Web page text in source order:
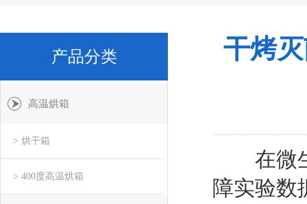
干烤
在微生
障实验数
产品分类
高温烘箱
> 烘干箱
> 400度高温烘箱